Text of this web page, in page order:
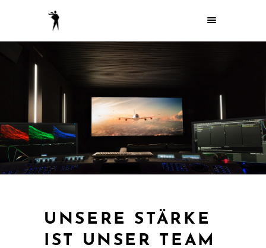
UNSERE STÄRKE
IST UNSER TEAM